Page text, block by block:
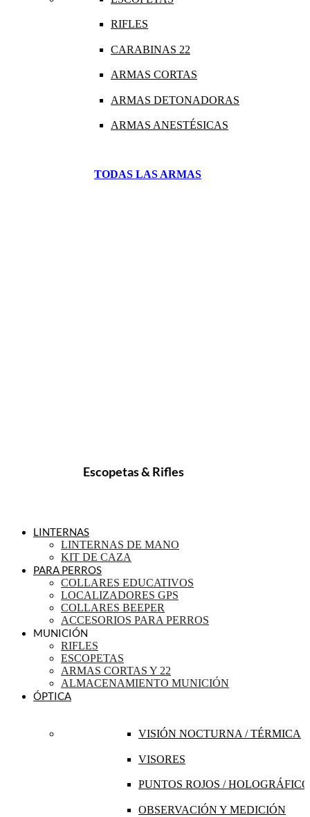
RIFLES
CARABINAS 22
ARMAS CORTAS
ARMAS DETONADORAS
ARMAS ANESTÉSICAS
TODAS LAS ARMAS
Escopetas & Rifles
LINTERNAS
LINTERNAS DE MANO
KIT DE CAZA
PARA PERROS
COLLARES EDUCATIVOS
LOCALIZADORES GPS
COLLARES BEEPER
ACCESORIOS PARA PERROS
MUNICIÓN
RIFLES
ESCOPETAS
ARMAS CORTAS Y 22
ALMACENAMIENTO MUNICIÓN
ÓPTICA
VISIÓN NOCTURNA / TÉRMICA
VISORES
PUNTOS ROJOS /
OBSERVACIÓN Y MEDICIÓN